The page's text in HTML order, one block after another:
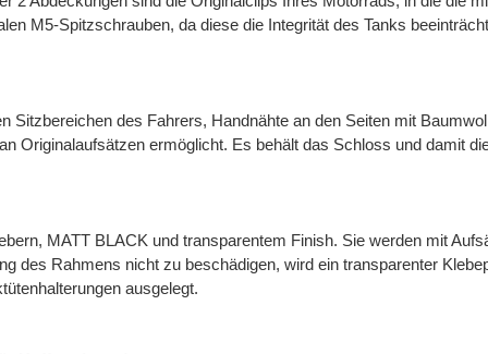
M5-Spitzschrauben, da diese die Integrität des Tanks
Sitzbereichen des Fahrers, Handnähte an den Seiten mit
Originalaufsätzen ermöglicht. Es behält das Schloss und damit
MATT BLACK und transparentem Finish. Sie werden mit
des Rahmens nicht zu beschädigen, wird ein transparenter
ausgelegt.